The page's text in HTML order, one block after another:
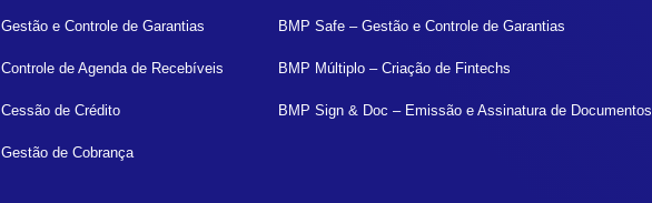
Gestão e Controle de Garantias
Controle de Agenda de Recebíveis
Cessão de Crédito
Gestão de Cobrança
BMP Safe – Gestão e Controle de Garantias
BMP Múltiplo – Criação de Fintechs
BMP Sign & Doc – Emissão e Assinatura de Documentos